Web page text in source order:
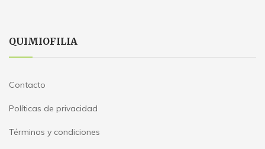
QUIMIOFILIA
Contacto
Políticas de privacidad
Términos y condiciones